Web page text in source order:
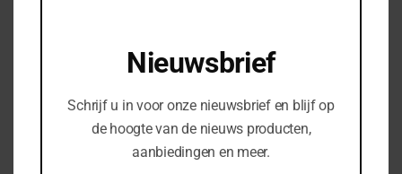
Nieuwsbrief
Schrijf u in voor onze nieuwsbrief en blijf op
de hoogte van de nieuws producten,
aanbiedingen en meer.